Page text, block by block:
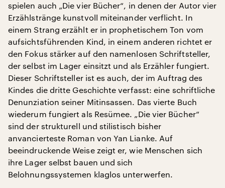
spielen auch „Die vier Bücher“, in denen der Autor vier
Erzählstränge kunstvoll miteinander verflicht. In
einem Strang erzählt er in prophetischem Ton vom
aufsichtsführenden Kind, in einem anderen richtet er
den Fokus stärker auf den namenlosen Schriftsteller,
der selbst im Lager einsitzt und als Erzähler fungiert.
Dieser Schriftsteller ist es auch, der im Auftrag des
Kindes die dritte Geschichte verfasst: eine schriftliche
Denunziation seiner Mitinsassen. Das vierte Buch
wiederum fungiert als Resümee. „Die vier Bücher“
sind der strukturell und stilistisch bisher
anvancierteste Roman von Yan Lianke. Auf
beeindruckende Weise zeigt er, wie Menschen sich
ihre Lager selbst bauen und sich
Belohnungssystemen klaglos unterwerfen.